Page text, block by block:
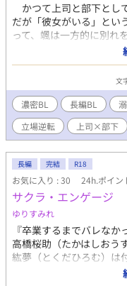
かつて上司と部下とし
だが「彼女がいる」とい
って、颯は一方的に別
三年後──。 再就職先
た匠真だった。 しかも
して働くことになる。
ない距離で交わされる
のに、体はあの日と同じ
た二人の再会は、理性
れるのか、それとも再
が選ぶ答えは、逃げら
チャンネル「BL
完全連動。 各話ごとに
楽が呼応するように構成
で、登場人物の心情や情
わうことができます。
https://
文
濃密BL 長編BL
立場逆転
上司×部下
長編 完結 R18
お気に入り : 30 24h.ポイン
サクラ・エンゲージ
ゆりすみれ
『卒業するまでバレな
高橋桜助（たかはしおう
紘夢（とくだひろむ）は
誰にも言えない秘めた